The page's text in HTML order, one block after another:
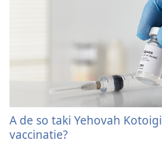
A de so taki Yehovah
vaccinatie?